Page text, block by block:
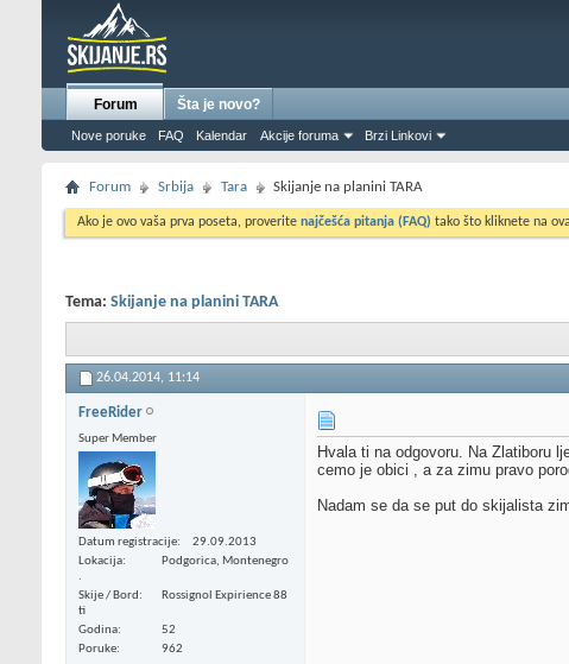
Forum
Nove poruke FAQ Kalendar Akcije foruma Brzi Linkovi
Šta je novo?
Forum Srbija Tara Skijanje na planini TARA
Ako je ovo vaša prva poseta, proverite najčešća pitanja (FAQ) tako što kliknete na
Tema: Skijanje na planini TARA
26.04.2014, 11:14
FreeRider
Super Member
Datum registracije
29.09.2013
Lokacija
Podgorica, Montenegro
.
Skije / Bord
Rossignol Expirience 88
ti
Godina
52
Poruke
962
Hvala ti na odgovoru. Na Zlatiboru
cemo je obici , a za zimu pravo
Nadam se da se put do skijalista